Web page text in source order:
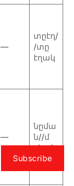
—
տըէղ/
/տը
էղակ
—
նըմա
ն//մ
ընան
Subscribe